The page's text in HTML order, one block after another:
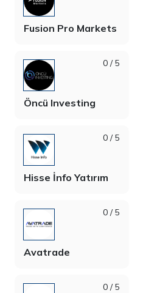
Fusion Pro Markets
0 / 5
Öncü Investing
0 / 5
Hisse İnfo Yatırım
0 / 5
Avatrade
0 / 5